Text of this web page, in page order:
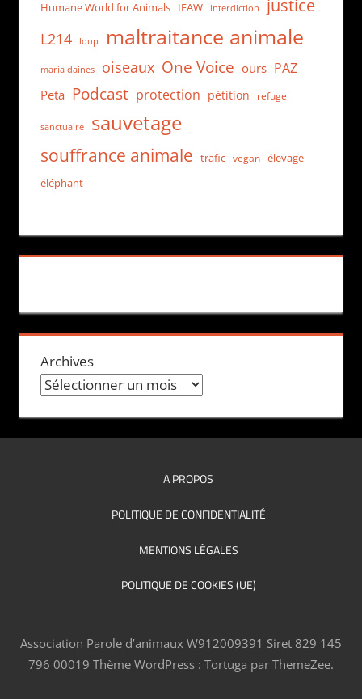
Humane World for Animals IFAW interdiction justice
L214 loup maltraitance animale
maria daines oiseaux One Voice ours PAZ
Peta Podcast protection pétition refuge
sanctuaire sauvetage
souffrance animale trafic vegan
élevage
éléphant
Archives
A PROPOS
POLITIQUE DE CONFIDENTIALITÉ
MENTIONS LÉGALES
POLITIQUE DE COOKIES (UE)
Association Parole d’animaux W912009391 Siret 829 145
796 00019 Thème WordPress : Tortuga par ThemeZee.